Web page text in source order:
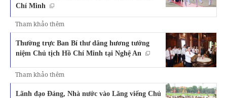
Chí Minh
Tham khảo thêm
Thường trực Ban Bí thư dâng hương tưởng
niệm Chủ tịch Hồ Chí Minh tại Nghệ An
Tham khảo thêm
Lãnh đạo Đảng, Nhà nước vào Lăng viếng Chủ